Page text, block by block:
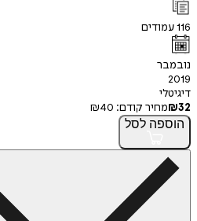
116עמודים
נובמבר
2019
דיגיטלי
₪32 מחיר קודם: ₪40
הוספה לסל